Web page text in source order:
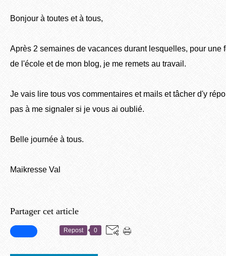
Bonjour à toutes et à tous,
Après 2 semaines de vacances durant lesquelles, pour une
de l'école et de mon blog, je me remets au travail.
Je vais lire tous vos commentaires et mails et tâcher d'y
pas à me signaler si je vous ai oublié.
Belle journée à tous.
Maikresse Val
Partager cet article
Repost 0